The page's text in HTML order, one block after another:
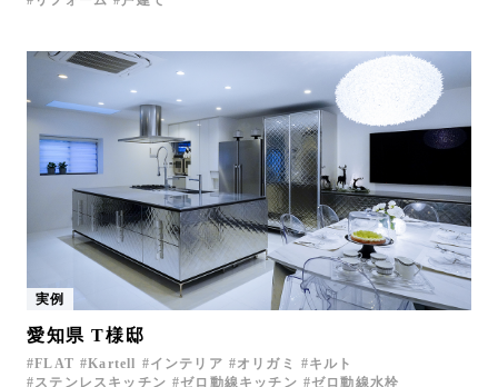
実例
愛知県 T様邸
FLAT Kartell インテリア オリガミ
キルト
ステンレスキッチン
ゼロ動線キッチン
ゼロ動線水栓